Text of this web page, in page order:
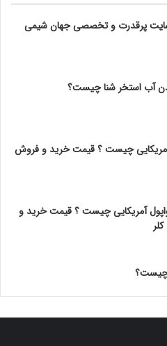
سایت پرقدرت و تخصصی جهان شیمی
آب استخر شنا چیست؟
آمریکایی چیست ؟ قیمت خرید و فروش
آمریکایی چیست ؟ قیمت خرید و
چیست؟